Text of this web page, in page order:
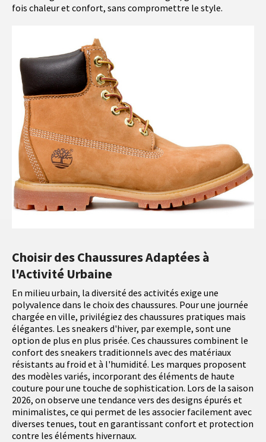
fois chaleur et confort, sans compromettre le style.
Choisir des Chaussures Adaptées à
l'Activité Urbaine
En milieu urbain, la diversité des activités exige une
polyvalence dans le choix des chaussures. Pour une journée
chargée en ville, privilégiez des chaussures pratiques mais
élégantes. Les sneakers d'hiver, par exemple, sont une
option de plus en plus prisée. Ces chaussures combinent le
confort des sneakers traditionnels avec des matériaux
résistants au froid et à l'humidité. Les marques proposent
des modèles variés, incorporant des éléments de haute
couture pour une touche de sophistication. Lors de la saison
2026, on observe une tendance vers des designs épurés et
minimalistes, ce qui permet de les associer facilement avec
diverses tenues, tout en garantissant confort et protection
contre les éléments hivernaux.